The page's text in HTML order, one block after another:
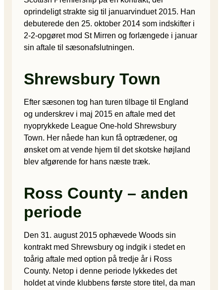
oprindeligt strakte sig til januarvinduet 2015. Han
debuterede den 25. oktober 2014 som indskifter i
2-2-opgøret mod St Mirren og forlængede i januar
sin aftale til sæsonafslutningen.
Shrewsbury Town
Efter sæsonen tog han turen tilbage til England
og underskrev i maj 2015 en aftale med det
nyoprykkede League One-hold Shrewsbury
Town. Her nåede han kun få optrædener, og
ønsket om at vende hjem til det skotske højland
blev afgørende for hans næste træk.
Ross County – anden
periode
Den 31. august 2015 ophævede Woods sin
kontrakt med Shrewsbury og indgik i stedet en
toårig aftale med option på tredje år i Ross
County. Netop i denne periode lykkedes det
holdet at vinde klubbens første store titel, da man